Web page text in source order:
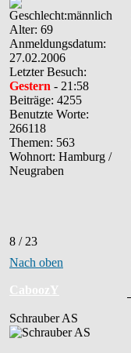
Alter: 69
Anmeldungsdatum:
27.02.2006
Letzter Besuch:
Gestern - 21:58
Beiträge: 4255
Benutzte Worte:
266118
Themen: 563
Wohnort: Hamburg /
Neugraben
8 / 23
Nach oben
CaboozY
Schrauber AS